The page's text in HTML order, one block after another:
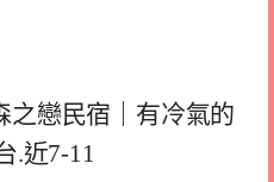
之戀民宿｜有冷氣的
.近7-11